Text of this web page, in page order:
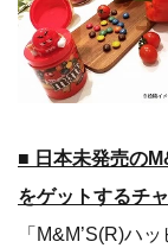
■ 日本未発売の
をゲットするチ
「M&M’S(R)ハ